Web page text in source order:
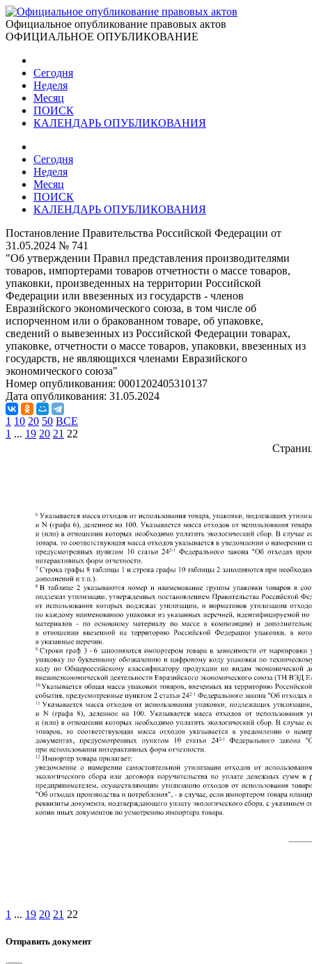
Официальное опубликование правовых актов
ОФИЦИАЛЬНОЕ ОПУБЛИКОВАНИЕ
Сегодня
Неделя
Месяц
ПОИСК
КАЛЕНДАРЬ ОПУБЛИКОВАНИЯ
Сегодня
Неделя
Месяц
ПОИСК
КАЛЕНДАРЬ ОПУБЛИКОВАНИЯ
Постановление Правительства Российской Федерации от
31.05.2024 № 741
"Об утверждении Правил представления производителями
товаров, импортерами товаров отчетности о массе товаров,
упаковки, произведенных на территории Российской
Федерации или ввезенных из государств - членов
Евразийского экономического союза, в том числе об
испорченном или о бракованном товаре, об упаковке,
сведений о вывезенных из Российской Федерации товарах,
упаковке, отчетности о массе товаров, упаковки, ввезенных из
государств, не являющихся членами Евразийского
экономического союза"
Номер опубликования: 0001202405310137
Дата опубликования: 31.05.2024
1 10 20 50 ВСЕ
1 ... 19 20 21 22
1 ... 19 20 21 22
Отправить документ